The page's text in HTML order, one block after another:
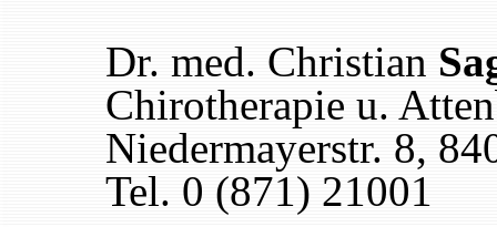
Dr. med. Christian
Chirotherapie u.
Niedermayerstr. 8,
Tel. 0 (871) 21001